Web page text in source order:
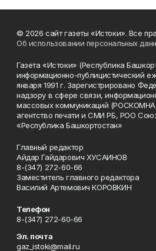
© 2026 сайт газеты «Истоки». Все
Об использовании персональных
Газета «Истоки» (Республика
информационно-публицистический
января 1991 г. Зарегистрировано
надзору в сфере связи,
массовых коммуникаций
агентство печати и СМИ РБ, РОО
«Республика Башкортостан»
Главный редактор
Айдар Гайдарович ХУСАИНОВ
8-(347) 272-60-66
Заместитель главного редактора
Василий Артемович КОРОВКИН
Телефон
8-(347) 272-60-66
Эл. почта
gaz_istoki@mail.ru